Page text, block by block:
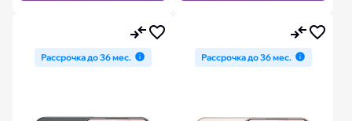
Рассрочка до 36 мес. Рассрочка до 36 мес.